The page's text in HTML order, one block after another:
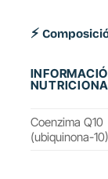
⚡
Coenzima Q10
(ubiquinona-10)